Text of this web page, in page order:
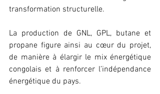
transformation structurelle.
La production de GNL, GPL, butane et
propane figure ainsi au cœur du projet,
de manière à élargir le mix énergétique
congolais et à renforcer l’indépendance
énergétique du pays.